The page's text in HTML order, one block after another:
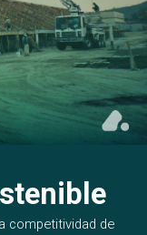
competitividad de